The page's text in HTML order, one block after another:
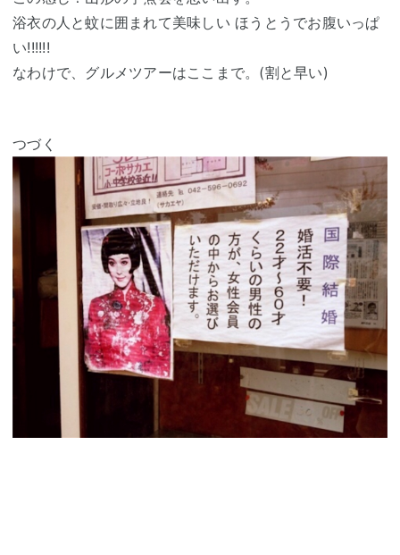
浴衣の人と蚊に囲まれて美味しい ほうとうでお腹いっぱ
い!!!!!!
なわけで、グルメツアーはここまで。(割と早い)
つづく